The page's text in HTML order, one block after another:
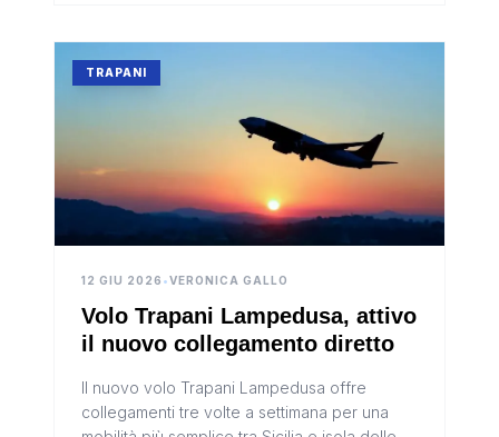
TRAPANI
12 GIU 2026 •VERONICA GALLO
Volo Trapani Lampedusa, attivo
il nuovo collegamento diretto
Il nuovo volo Trapani Lampedusa offre
collegamenti tre volte a settimana per una